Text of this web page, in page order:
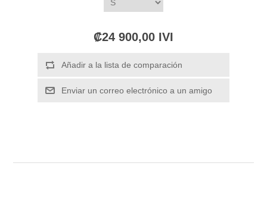
₡24 900,00 IVI